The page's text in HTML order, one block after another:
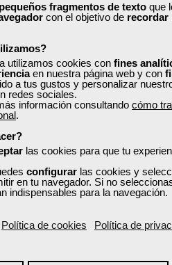
pequeños fragmentos de texto que
con el objetivo de recordar
utilizamos cookies con fines
en nuestra página web y con
a tus gustos y personalizar
redes sociales.
información consultando cómo
.
las cookies para que tu
configurar las cookies y
en tu navegador. Si no
indispensables para la navegación.
Política de cookies Política de
e
ONLINE
trabajadores y
-
Grupo Femxa
Atención al